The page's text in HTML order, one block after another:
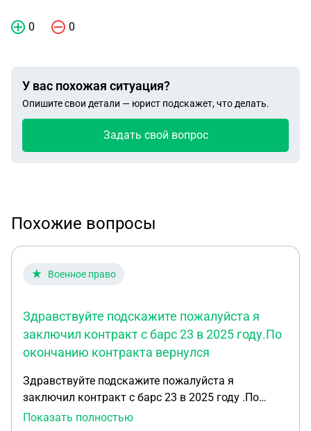
0 0
У вас похожая ситуация?
Опишите свои детали — юрист подскажет, что делать.
Задать свой вопрос
Похожие вопросы
Военное право
Здравствуйте подскажите пожалуйста я
заключил контракт с барс 23 в 2025 году.По
окончанию контракта вернулся
Здравствуйте подскажите пожалуйста я
заключил контракт с барс 23 в 2025 году .По
окончанию контракта вернулся домой .Я
Показать полностью